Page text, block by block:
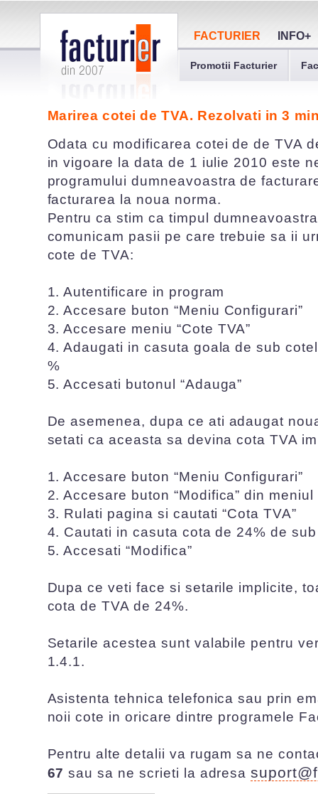
FACTURIER INFO+
Promotii Facturier
Marirea cotei de TVA. Rezolvati in 3
Odata cu modificarea cotei de de TVA
in vigoare la data de 1 iulie 2010 este
programului dumneavoastra de
facturarea la noua norma.
Pentru ca stim ca timpul
comunicam pasii pe care trebuie sa ii
cote de TVA:
1. Autentificare in program
2. Accesare buton “Meniu Configurari”
3. Accesare meniu “Cote TVA”
4. Adaugati in casuta goala de sub
%
5. Accesati butonul “Adauga”
De asemenea, dupa ce ati adaugat
setati ca aceasta sa devina cota TVA
1. Accesare buton “Meniu Configurari”
2. Accesare buton “Modifica” din
3. Rulati pagina si cautati “Cota TVA”
4. Cautati in casuta cota de 24% de
5. Accesati “Modifica”
Dupa ce veti face si setarile implicite,
cota de TVA de 24%.
Setarile acestea sunt valabile pentru
1.4.1.
Asistenta tehnica telefonica sau prin
noii cote in oricare dintre programele
Pentru alte detalii va rugam sa ne
67 sau sa ne scrieti la adresa